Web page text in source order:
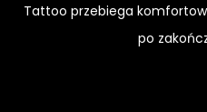
Tattoo przebiega
po